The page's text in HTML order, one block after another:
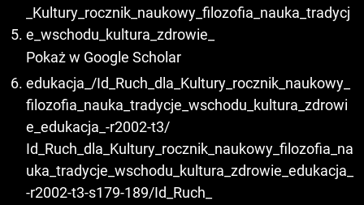
_Kultury_rocznik_naukowy_filozofia_nauka_tradycj
e_wschodu_kultura_zdrowie_
Pokaż w Google Scholar
edukacja_/Id_Ruch_dla_Kultury_rocznik_naukowy_
filozofia_nauka_tradycje_wschodu_kultura_zdrowi
e_edukacja_-r2002-t3/
Id_Ruch_dla_Kultury_rocznik_naukowy_filozofia_na
uka_tradycje_wschodu_kultura_zdrowie_edukacja_
-r2002-t3-s179-189/Id_Ruch_